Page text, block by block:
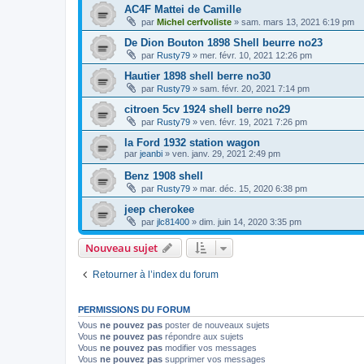
AC4F Mattei de Camille
par Michel cerfvoliste » sam. mars 13, 2021 6:19 pm
De Dion Bouton 1898 Shell beurre no23
par Rusty79 » mer. févr. 10, 2021 12:26 pm
Hautier 1898 shell berre no30
par Rusty79 » sam. févr. 20, 2021 7:14 pm
citroen 5cv 1924 shell berre no29
par Rusty79 » ven. févr. 19, 2021 7:26 pm
la Ford 1932 station wagon
par jeanbi » ven. janv. 29, 2021 2:49 pm
Benz 1908 shell
par Rusty79 » mar. déc. 15, 2020 6:38 pm
jeep cherokee
par jlc81400 » dim. juin 14, 2020 3:35 pm
Nouveau sujet
Retourner à l’index du forum
PERMISSIONS DU FORUM
Vous ne pouvez pas poster de nouveaux sujets
Vous ne pouvez pas répondre aux sujets
Vous ne pouvez pas modifier vos messages
Vous ne pouvez pas supprimer vos messages